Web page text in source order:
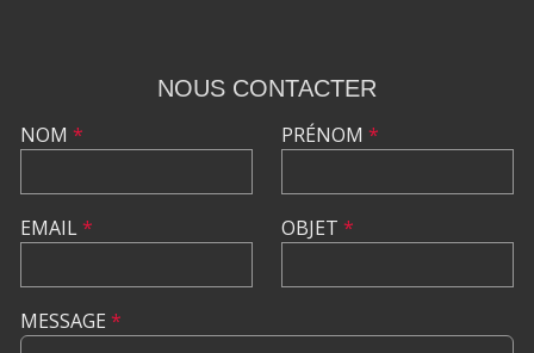
NOUS CONTACTER
NOM *
EMAIL*
PRÉNOM *
OBJET *
MESSAGE *